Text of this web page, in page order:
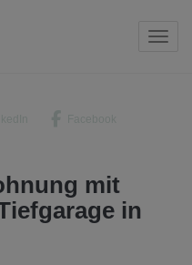
mit
in